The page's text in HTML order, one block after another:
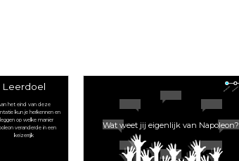
Leerdoel
het eind van deze
kun je herkennen en
op welke manier
veranderde in een
keizerrijk
Wat weet jij eigenlijk van Napoleon?